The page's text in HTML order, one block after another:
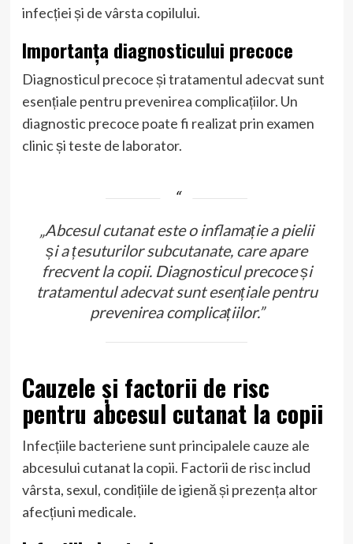
infecției și de vârsta copilului.
Importanța diagnosticului precoce
Diagnosticul precoce și tratamentul adecvat sunt
esențiale pentru prevenirea complicațiilor. Un
diagnostic precoce poate fi realizat prin examen
clinic și teste de laborator.
„Abcesul cutanat este o inflamație a pielii
și a țesuturilor subcutanate, care apare
frecvent la copii. Diagnosticul precoce și
tratamentul adecvat sunt esențiale pentru
prevenirea complicațiilor.”
Cauzele și factorii de risc
pentru abcesul cutanat la copii
Infecțiile bacteriene sunt principalele cauze ale
abcesului cutanat la copii. Factorii de risc includ
vârsta, sexul, condițiile de igienă și prezența altor
afecțiuni medicale.